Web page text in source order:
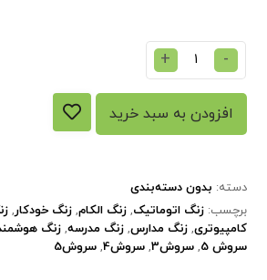
-
+
افزودن به سبد خرید
دسته: بدون دسته‌بندی
برچسب:زنگ اتوماتیک,زنگ الکام,زنگ خودکار,
کامپیوتری,زنگ مدارس,زنگ مدرسه,زنگ
سروش 5 ,سروش3 ,سروش4 ,سروش5